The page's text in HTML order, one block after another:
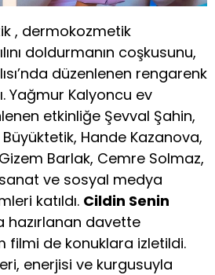
, dermokozmetik
doldurmanın coşkusunu,
düzenlenen rengarenk
Yağmur Kalyoncu ev
etkinliğe Şevval Şahin,
Büyüktetik, Hande Kazanova,
Barlak, Cemre Solmaz,
ve sosyal medya
katıldı. Cildin Senin
hazırlanan davette
filmi de konuklara izletildi.
enerjisi ve kurgusuyla